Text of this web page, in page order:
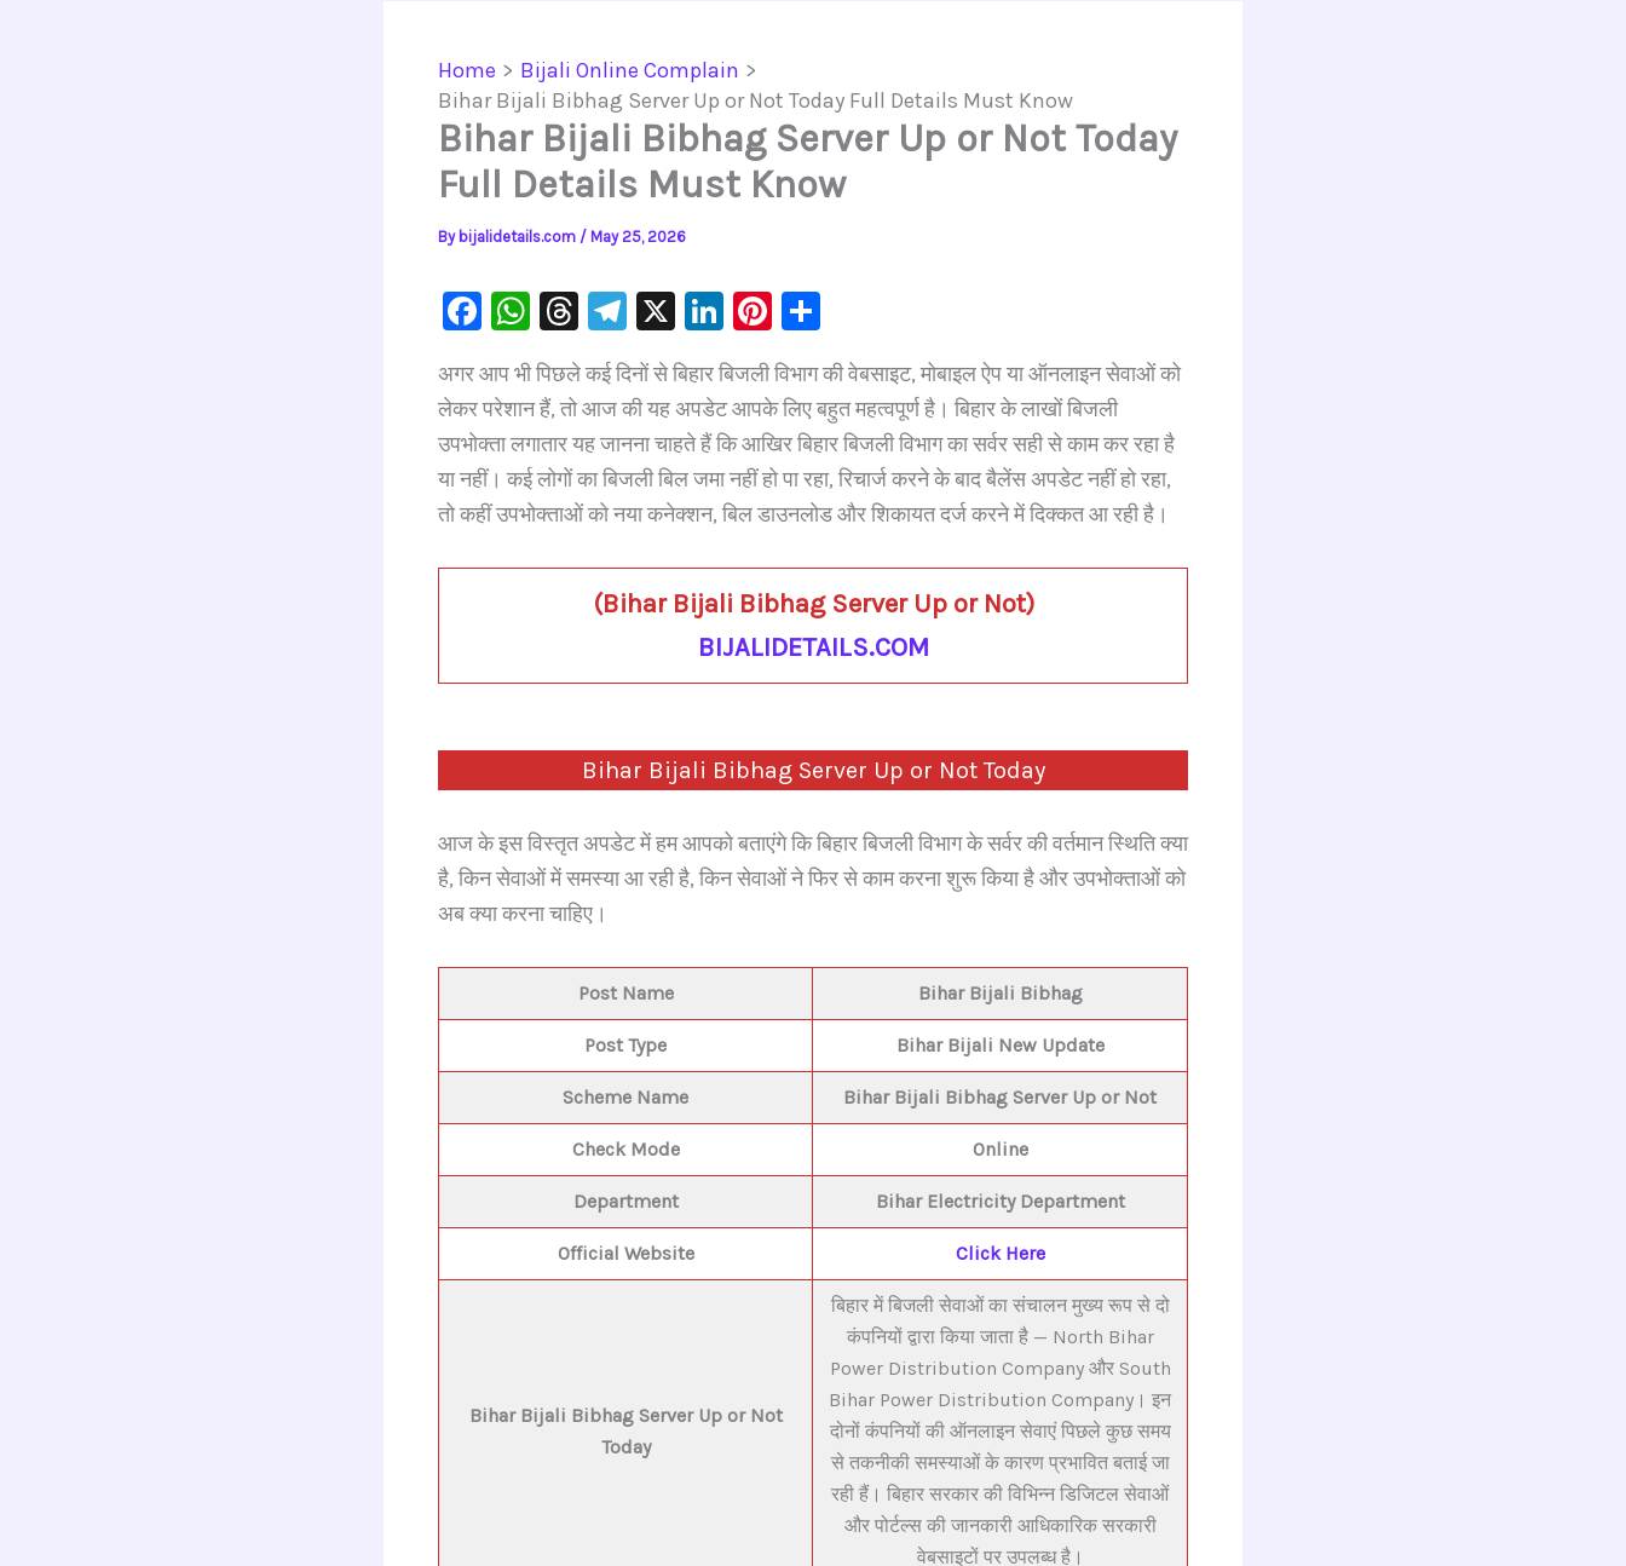
Home
Bijali Online Complain
Bihar Bijali Bibhag Server Up or Not Today Full Details Must Know
Bihar Bijali Bibhag Server Up or Not Today
Full Details Must Know
By bijalidetails.com / May 25, 2026
F
c
e
b
o
k
W
at
s
A
p
T
e
a
d
s
Te
gr
a
m
X
Li
k
e
dI
n
Pi
er
e
st
ar
e
अगर आप भी पिछले कई दिनों से बिहार बिजली विभाग की वेबसाइट, मोबाइल ऐप या ऑनलाइन सेवाओं को
लेकर परेशान हैं, तो आज की यह अपडेट आपके लिए बहुत महत्वपूर्ण है। बिहार के लाखों बिजली
उपभोक्ता लगातार यह जानना चाहते हैं कि आखिर बिहार बिजली विभाग का सर्वर सही से काम कर रहा है
या नहीं। कई लोगों का बिजली बिल जमा नहीं हो पा रहा, रिचार्ज करने के बाद बैलेंस अपडेट नहीं हो रहा,
तो कहीं उपभोक्ताओं को नया कनेक्शन, बिल डाउनलोड और शिकायत दर्ज करने में दिक्कत आ रही है।
(Bihar Bijali Bibhag Server Up or Not)
BIJALIDETAILS.COM
Bihar Bijali Bibhag Server Up or Not Today
आज के इस विस्तृत अपडेट में हम आपको बताएंगे कि बिहार बिजली विभाग के सर्वर की वर्तमान स्थिति क्या
है, किन सेवाओं में समस्या आ रही है, किन सेवाओं ने फिर से काम करना शुरू किया है और उपभोक्ताओं को
अब क्या करना चाहिए।
Post Name Bihar Bijali Bibhag
Post Type Bihar Bijali New Update
Scheme Name Bihar Bijali Bibhag Server Up or Not
Check Mode Online
Department Bihar Electricity Department
Official Website Click Here
Bihar Bijali Bibhag Server Up or Not
Today
बिहार में बिजली सेवाओं का संचालन मुख्य रूप से दो
कंपनियों द्वारा किया जाता है — North Bihar
Power Distribution Company और South
Bihar Power Distribution Company। इन
दोनों कंपनियों की ऑनलाइन सेवाएं पिछले कुछ समय
से तकनीकी समस्याओं के कारण प्रभावित बताई जा
रही हैं। बिहार सरकार की विभिन्न डिजिटल सेवाओं
और पोर्टल्स की जानकारी आधिकारिक सरकारी
वेबसाइटों पर उपलब्ध है।